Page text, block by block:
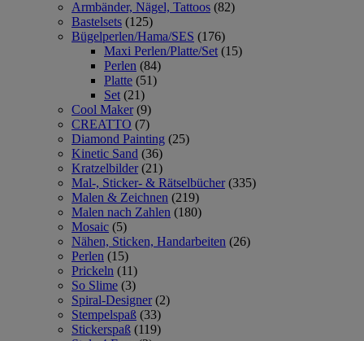
Armbänder, Nägel, Tattoos (82)
Bastelsets (125)
Bügelperlen/Hama/SES (176)
Maxi Perlen/Platte/Set (15)
Perlen (84)
Platte (51)
Set (21)
Cool Maker (9)
CREATTO (7)
Diamond Painting (25)
Kinetic Sand (36)
Kratzelbilder (21)
Mal-, Sticker- & Rätselbücher (335)
Malen & Zeichnen (219)
Malen nach Zahlen (180)
Mosaic (5)
Nähen, Sticken, Handarbeiten (26)
Perlen (15)
Prickeln (11)
So Slime (3)
Spiral-Designer (2)
Stempelspaß (33)
Stickerspaß (119)